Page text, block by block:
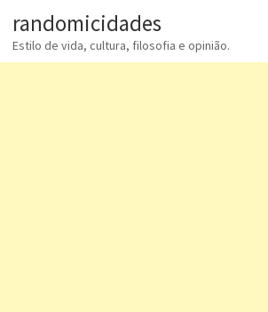
randomicidades
Estilo de vida, cultura, filosofia e opinião.